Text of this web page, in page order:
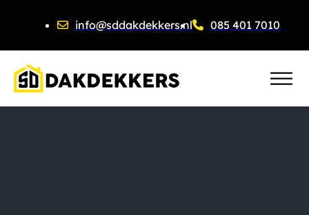
info@sddakdekkers.nl 085 401 7010